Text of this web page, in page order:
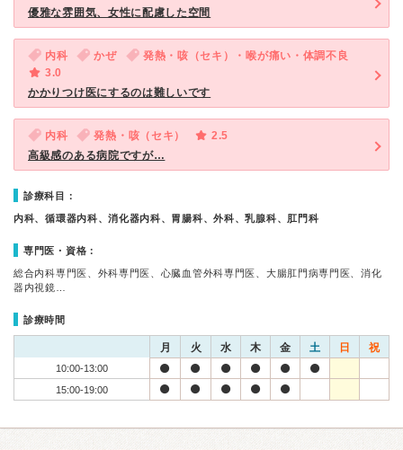
優雅な雰囲気、女性に配慮した空間
内科 かぜ
発熱・咳（セキ）・喉が痛い・体調不良
3.0
かかりつけ医にするのは難しいです
内科 発熱・咳（セキ）
2.5
高級感のある病院ですが…
診療科目：
内科、循環器内科、消化器内科、胃腸科、外科、乳腺科、肛門科
専門医・資格：
総合内科専門医、外科専門医、心臓血管外科専門医、大腸肛門病専門医、消化
器内視鏡…
診療時間
月 火 水 木 金 土 日 祝
10:00-13:00
15:00-19:00